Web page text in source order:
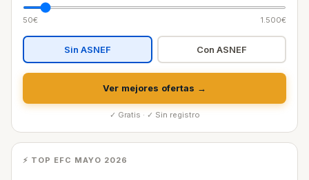
50€ 1.500€
Sin ASNEF Con ASNEF
Ver mejores ofertas →
✓ Gratis · ✓ Sin registro
⚡ TOP EFC MAYO 2026